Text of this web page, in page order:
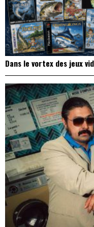
Dans le vortex des jeux